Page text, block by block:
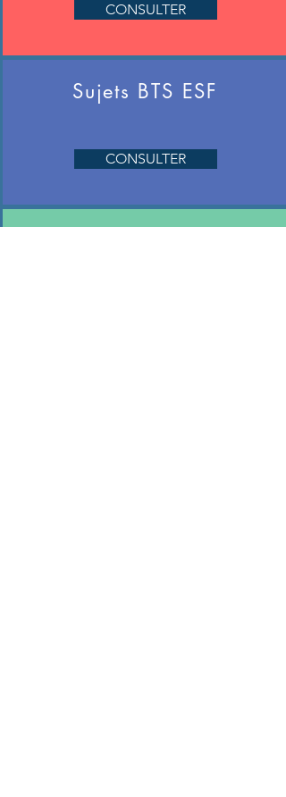
CONSULTER
Sujets BTS ESF
CONSULTER